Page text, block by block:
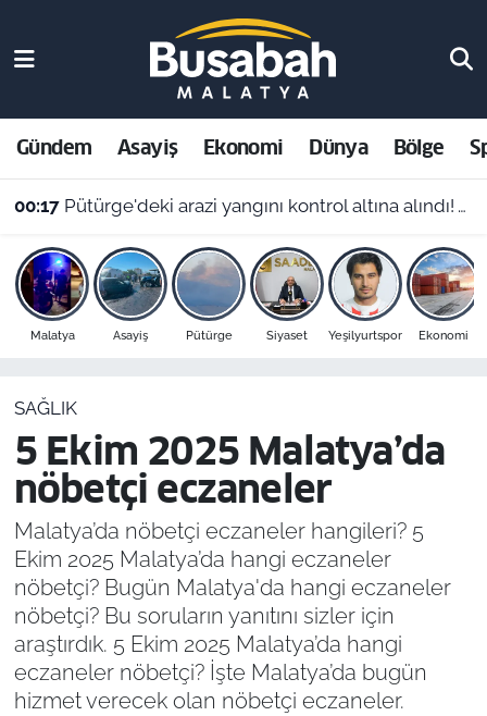
Gündem Asayiş Ekonomi Dünya Bölge
00:17 Pütürge'deki arazi yangını kontrol altına alındı! Vali Yavuz'dan çağrı
Malatya Asayiş Pütürge Siyaset Yeşilyurtspor Ekonomi
SAĞLIK
5 Ekim 2025 Malatya’da
nöbetçi eczaneler
Malatya’da nöbetçi eczaneler hangileri? 5
Ekim 2025 Malatya’da hangi eczaneler
nöbetçi? Bugün Malatya'da hangi eczaneler
nöbetçi? Bu soruların yanıtını sizler için
araştırdık. 5 Ekim 2025 Malatya’da hangi
eczaneler nöbetçi? İşte Malatya’da bugün
hizmet verecek olan nöbetçi eczaneler.
Asayiş
Ekonomi
Dünya
Bölge
Resmi İlanlar
Malatya Nöbetçi Eczaneler
Malatya Hava Durumu
Malatya Namaz Vakitleri
Malatya Trafik Yoğunluk Haritası
Süper Lig Puan Durumu ve Fikstür
Son Dakika Haberleri
Haber Arşivi